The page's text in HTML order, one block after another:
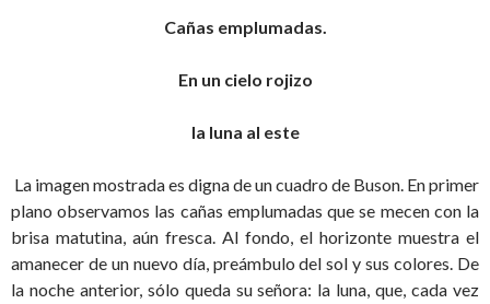
Cañas emplumadas.
En un cielo rojizo
la luna al este
La imagen mostrada es digna de un cuadro de Buson. En primer
plano observamos las cañas emplumadas que se mecen con la
brisa matutina, aún fresca. Al fondo, el horizonte muestra el
amanecer de un nuevo día, preámbulo del sol y sus colores. De
la noche anterior, sólo queda su señora: la luna, que, cada vez